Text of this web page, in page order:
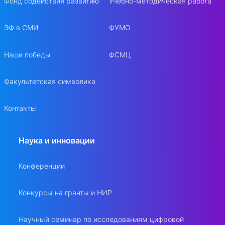
ЭФ в СМИ
Наши победы
Факультетская символика
Контакты
ФУМО
ФСМЦ
Наука и инновации
Конференции
Конкурсы на гранты и НИР
Научный семинар по исследованиям цифровой